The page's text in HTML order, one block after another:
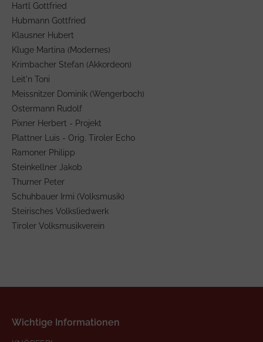
Hartl Gottfried
Hubmann Gottfried
Klausner Hubert
Kluge Martina (Modernes)
Krimbacher Stefan (Akkordeon)
Leit'n Toni
Meissnitzer Dominik (Wengerboch)
Ostermann Rudolf
Pixner Herbert - Projekt
Plattner Luis - Orig. Tiroler Echo
Ramoner Philipp
Steinkellner Jakob
Thurner Peter
Schuhbauer Irmi (Volksmusik)
Steirisches Volksliedwerk
Tiroler Volksmusikverein
Wichtige Informationen